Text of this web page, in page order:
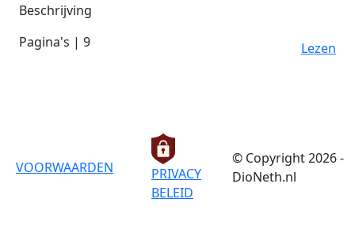
Beschrijving
Pagina's | 9
Lezen
VOORWAARDEN
PRIVACY
BELEID
© Copyright 2026 -
DioNeth.nl